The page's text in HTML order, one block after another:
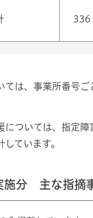
336
は、事業所番号ご
ついては、指定障
ています。
施分 主な指摘